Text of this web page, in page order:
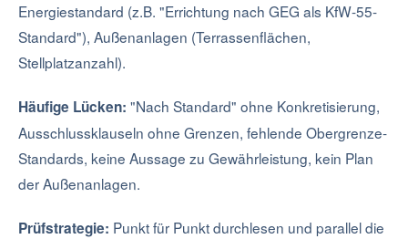
Energiestandard (z.B. "Errichtung nach GEG als KfW-55-
Standard"), Außenanlagen (Terrassenflächen,
Stellplatzanzahl).
Häufige Lücken: "Nach Standard" ohne Konkretisierung,
Ausschlussklauseln ohne Grenzen, fehlende Obergrenze-
Standards, keine Aussage zu Gewährleistung, kein Plan
der Außenanlagen.
Prüfstrategie: Punkt für Punkt durchlesen und parallel die